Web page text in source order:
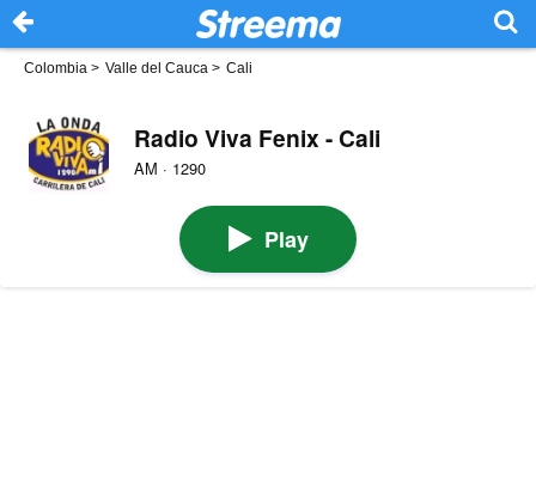
Colombia > Valle del Cauca > Cali
Radio Viva Fenix - Cali
AM · 1290
Play